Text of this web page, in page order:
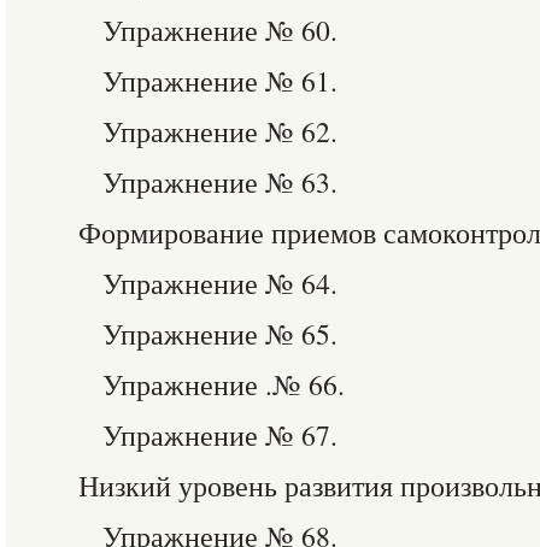
Упражнение № 60.
Упражнение № 61.
Упражнение № 62.
Упражнение № 63.
Формирование приемов
Упражнение № 64.
Упражнение № 65.
Упражнение .№ 66.
Упражнение № 67.
Низкий уровень развития
Упражнение № 68.